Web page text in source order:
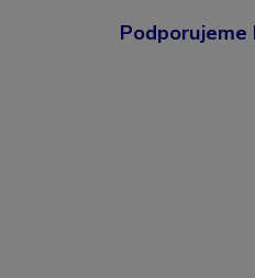
Podporujeme